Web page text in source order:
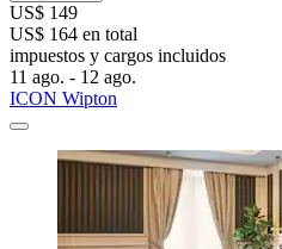
US$ 149
US$ 164 en total
impuestos y cargos incluidos
11 ago. - 12 ago.
ICON Wipton